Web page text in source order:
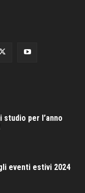
per l’anno
eventi estivi 2024